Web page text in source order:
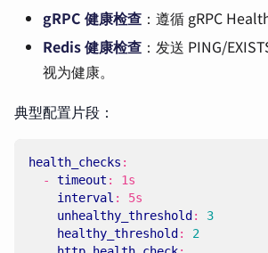
gRPC 健康检查 ：遵循 gRPC
Redis 健康检查 ：发送 PING/
视为健康。
典型配置片段：
health_checks :
- timeout :
1s
interval :
5s
unhealthy_threshold :
3
healthy_threshold :
2